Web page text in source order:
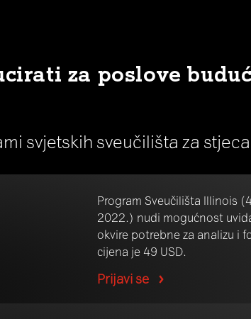
za poslove
svjetskih sveučilišta za
Program Sveučilišta Illinois
2022.) nudi mogućnost
okvire potrebne za analizu i
cijena je 49 USD.
Prijavi se